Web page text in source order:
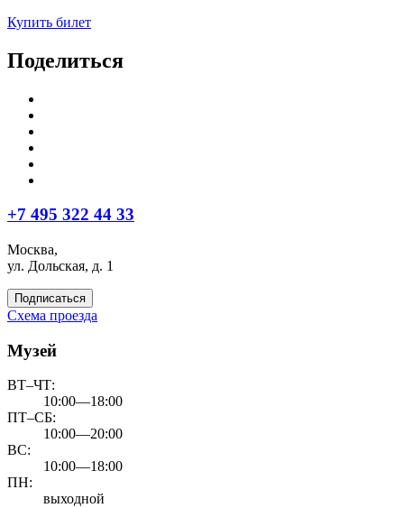
Купить билет
Поделиться
+7 495 322 44 33
Москва,
ул. Дольская, д. 1
Подписаться
Схема проезда
Музей
ВТ–ЧТ:
10:00—18:00
ПТ–СБ:
10:00—20:00
ВС:
10:00—18:00
ПН:
выходной